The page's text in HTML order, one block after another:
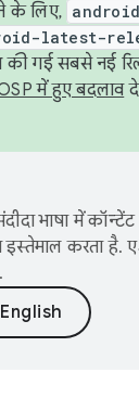
के लिए,
latest-
गई सबसे नई
में हुए बदलाव
भाषा में
करता है.